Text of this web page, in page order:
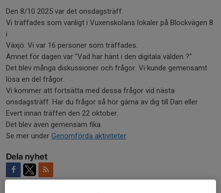
Den 8/10 2025 var det onsdagsträff.
Vi träffades som vanligt i Vuxenskolans lokaler på Blockvägen 8
i
Växjö. Vi var 16 personer som träffades.
Ämnet för dagen var "Vad har hänt i den digitala välden ?"
Det blev många diskussioner och frågor. Vi kunde gemensamt
lösa en del frågor.
Vi kommer att fortsätta med dessa frågor vid nästa
onsdagsträff. Har du frågor så hör gärna av dig till Dan eller
Evert innan träffen den 22 oktober.
Det blev även gemensam fika.
Se mer under Genomförda aktiviteter
Dela nyhet